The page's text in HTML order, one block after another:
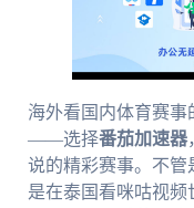
海外看国内体育赛
——选择番茄加速器
说的精彩赛事。不管
是在泰国看咪咕视